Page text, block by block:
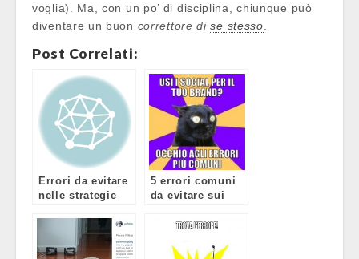
voglia). Ma, con un po’ di disciplina, chiunque può
diventare un buon correttore dise stesso
Post Correlati:
Errori da evitare
nelle strategie
5 errori comuni
da evitare sui